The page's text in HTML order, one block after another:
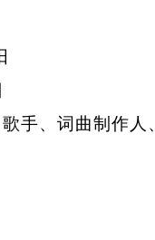
、词曲制作人